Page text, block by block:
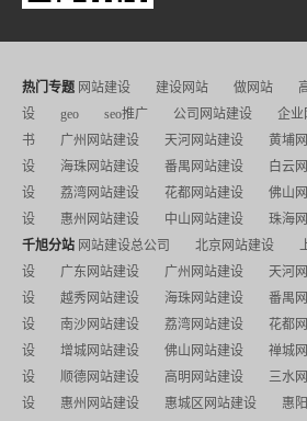
热门专题 网站建设 建设网站 做网站
设
geo seo推广 公司网站建设 企业
书
广州网站建设 天河网站建设 黄埔
设
海珠网站建设 番禺网站建设 白云
设
荔湾网站建设 花都网站建设 佛山
设
惠州网站建设 中山网站建设
珠海
千旭分站 网站建设总公司 北京网站建设
设
广东网站建设 广州网站建设 天河
设
越秀网站建设 海珠网站建设 番禺
设
南沙网站建设 荔湾网站建设 花都
设
增城网站建设 佛山网站建设 禅城
设
顺德网站建设 高明网站建设 三水
设
惠州网站建设 惠城区网站建设 惠